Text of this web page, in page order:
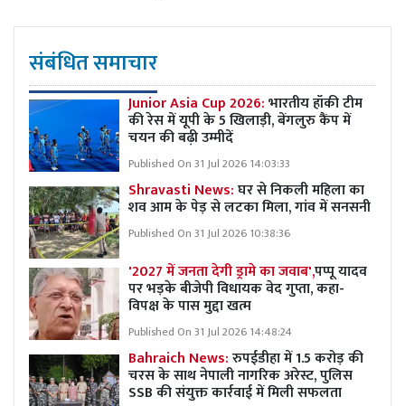
संबंधित समाचार
Junior Asia Cup 2026:भारतीय हॉकी टीम
की रेस में यूपी के 5 खिलाड़ी, बेंगलुरु कैंप में
चयन की बढ़ी उम्मीदें
Published On 31 Jul 2026 14:03:33
Shravasti News:घर से निकली महिला का
शव आम के पेड़ से लटका मिला, गांव में सनसनी
Published On 31 Jul 2026 10:38:36
'2027 में जनता देगी ड्रामे का जवाब',पप्पू यादव
पर भड़के बीजेपी विधायक वेद गुप्ता, कहा-
विपक्ष के पास मुद्दा खत्म
Published On 31 Jul 2026 14:48:24
Bahraich News:रुपईडीहा में 1.5 करोड़ की
चरस के साथ नेपाली नागरिक अरेस्ट, पुलिस
SSB की संयुक्त कार्रवाई में मिली सफलता